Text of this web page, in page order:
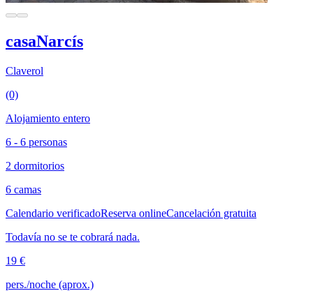
casaNarcís
Claverol
(0)
Alojamiento entero
6 - 6 personas
2 dormitorios
6 camas
Calendario verificadoReserva onlineCancelación gratuita
Todavía no se te cobrará nada.
19 €
pers./noche (aprox.)